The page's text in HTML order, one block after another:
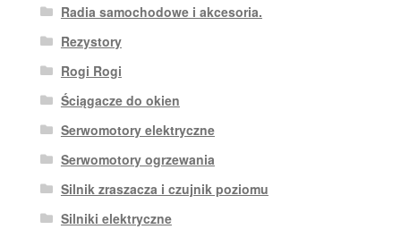
Radia samochodowe i akcesoria.
Rezystory
Rogi Rogi
Ściągacze do okien
Serwomotory elektryczne
Serwomotory ogrzewania
Silnik zraszacza i czujnik poziomu
Silniki elektryczne